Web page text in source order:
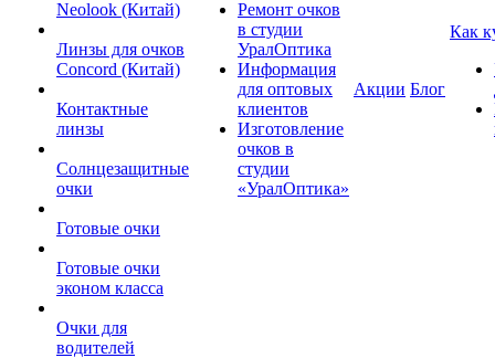
Neolook (Китай)
Линзы для очков
Concord (Китай)
Контактные
линзы
Солнцезащитные
очки
Готовые очки
Готовые очки
эконом класса
Очки для
водителей
Ремонт очков
в студии
УралОптика
Информация
для оптовых
клиентов
Изготовление
очков в
студии
«УралОптика»
Акции Блог
Как